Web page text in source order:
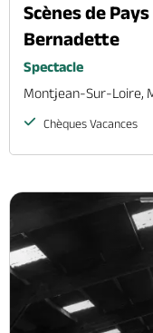
Scènes de
Bernadette
Spectacle
Montjean-Sur-Loire,
Chèques Vacances